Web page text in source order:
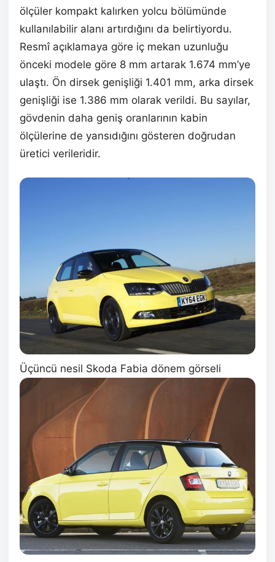
ölçüler kompakt kalırken yolcu bölümünde
kullanılabilir alanı artırdığını da belirtiyordu.
Resmî açıklamaya göre iç mekan uzunluğu
önceki modele göre 8 mm artarak 1.674 mm’ye
ulaştı. Ön dirsek genişliği 1.401 mm, arka dirsek
genişliği ise 1.386 mm olarak verildi. Bu sayılar,
gövdenin daha geniş oranlarının kabin
ölçülerine de yansıdığını gösteren doğrudan
üretici verileridir.
Üçüncü nesil Skoda Fabia dönem görseli